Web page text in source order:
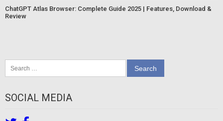
ChatGPT Atlas Browser: Complete Guide 2025 | Features, Download &
Review
for:
SOCIAL MEDIA